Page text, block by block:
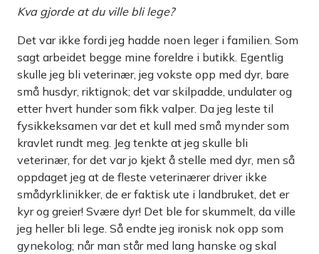
Kva gjorde at du ville bli lege?
Det var ikke fordi jeg hadde noen leger i familien. Som
sagt arbeidet begge mine foreldre i butikk. Egentlig
skulle jeg bli veterinær, jeg vokste opp med dyr, bare
små husdyr, riktignok; det var skilpadde, undulater og
etter hvert hunder som fikk valper. Da jeg leste til
fysikkeksamen var det et kull med små mynder som
kravlet rundt meg. Jeg tenkte at jeg skulle bli
veterinær, for det var jo kjekt å stelle med dyr, men så
oppdaget jeg at de fleste veterinærer driver ikke
smådyrklinikker, de er faktisk ute i landbruket, det er
kyr og greier! Svære dyr! Det ble for skummelt, da ville
jeg heller bli lege. Så endte jeg ironisk nok opp som
gynekolog; når man står med lang hanske og skal